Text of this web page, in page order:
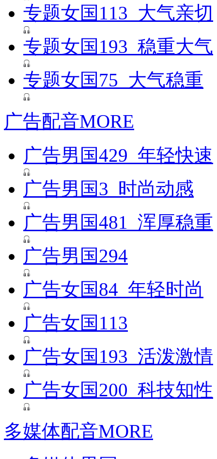
专题女国113_大气亲切
专题女国193_稳重大气
专题女国75_大气稳重
广告配音MORE
广告男国429_年轻快速
广告男国3_时尚动感
广告男国481_浑厚稳重
广告男国294
广告女国84_年轻时尚
广告女国113
广告女国193_活泼激情
广告女国200_科技知性
多媒体配音MORE